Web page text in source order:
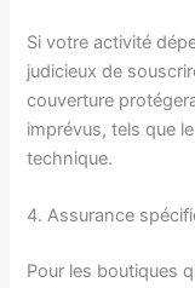
Si votre activité
judicieux de
couverture
imprévus, tels que
technique.
4. Assurance
Pour les boutiques